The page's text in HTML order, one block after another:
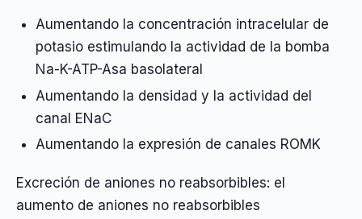
Aumentando la concentración intracelular de
potasio estimulando la actividad de la bomba
Na-K-ATP-Asa basolateral
Aumentando la densidad y la actividad del
canal ENaC
Aumentando la expresión de canales ROMK
Excreción de aniones no reabsorbibles: el
aumento de aniones no reabsorbibles